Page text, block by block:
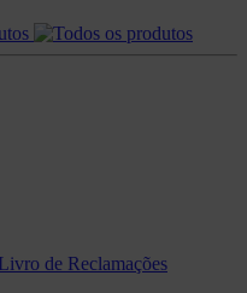
Livro de Reclamações